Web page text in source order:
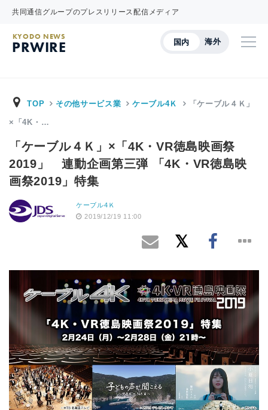
共同通信グループのプレスリリース配信メディア
国内 海外
KYODO NEWS
PRWIRE
TOP その他サービス業 ケーブル4Ｋ 「ケーブル４Ｋ」
×「4K・…
「ケーブル４Ｋ」×「4K・VR徳島映画祭
2019」 連動企画第三弾 「4K・VR徳島映
画祭2019」特集
ケーブル4Ｋ
2019/12/19 11:00